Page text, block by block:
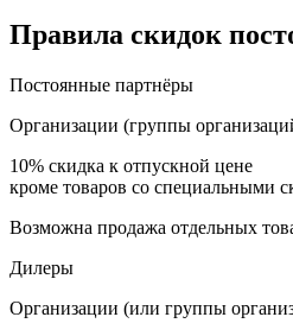
Правила скидок
Постоянные партнёры
Организации (группы
10% скидка к отпускной цене
кроме товаров со специальными
Возможна продажа отдельных
Дилеры
Организации (или группы